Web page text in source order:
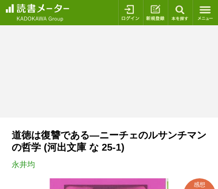
ログイン 新規登録
道徳は復讐である―ニーチェのルサンチマン
の哲学 (河出文庫 な 25-1)
永井均
感想